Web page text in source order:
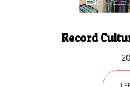
Record